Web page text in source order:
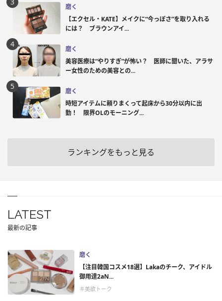
磨く
【エクセル・KATE】メイクに“今っぽさ”を取り入れる
には？ ブラウンアイ...
磨く
美容医療は“やりすぎ”が怖い？ 医師に聞いた、アラサ
ー女性のための美容との...
磨く
時短アイテムに頼りまくって起床から30分以内に出
勤！ 限界OLのモーニング...
ランキングをもっと見る
LATEST
最新の記事
磨く
【注目韓国コスメ18選】Lakaのチーク、アイドル
御用達2aN...
＃美欲トーク